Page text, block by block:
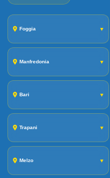
Foggia ▼
Manfredonia ▼
Bari ▼
Trapani ▼
Melzo ▼